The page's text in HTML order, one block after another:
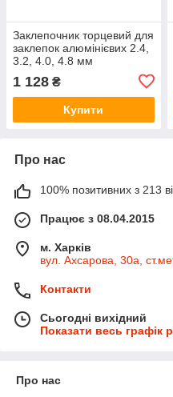
Заклепочник торцевий для
заклепок алюмінієвих 2.4,
3.2, 4.0, 4.8 мм
1 128 ₴
Купити
Про нас
100% позитивних з 213
Працює з 08.04.2015
м. Харків
вул. Ахсарова, 30а,
Контакти
Сьогодні вихідний
Показати весь графік
Про нас